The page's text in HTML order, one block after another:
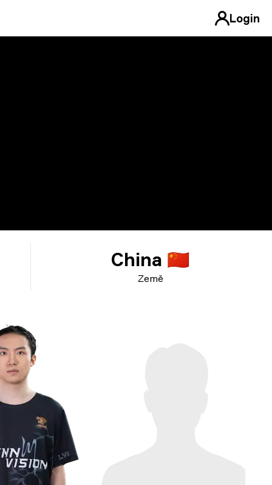
Login
Země
China 🇨🇳